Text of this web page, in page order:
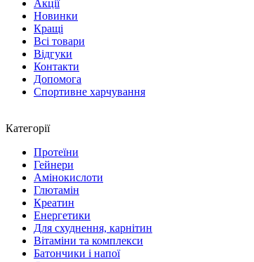
Акції
Новинки
Кращі
Всі товари
Відгуки
Контакти
Допомога
Спортивне харчування
Категорії
Протеїни
Гейнери
Амінокислоти
Глютамін
Креатин
Енергетики
Для схуднення, карнітин
Вітаміни та комплекси
Батончики і напої